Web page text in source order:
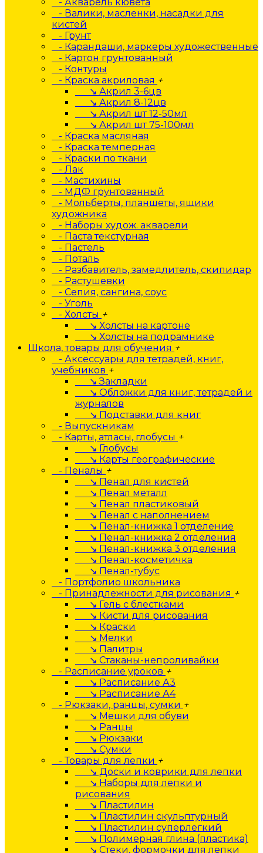
- Валики, масленки, насадки для
кистей
- Грунт
- Карандаши, маркеры художественные
- Картон грунтованный
- Контуры
- Краска акриловая +
↘ Акрил 3-6цв
↘ Акрил 8-12цв
↘ Акрил шт 12-50мл
↘ Акрил шт 75-100мл
- Краска масляная
- Краска темперная
- Краски по ткани
- Лак
- Мастихины
- МДФ грунтованный
- Мольберты, планшеты, ящики
художника
- Наборы худож. акварели
- Паста текстурная
- Пастель
- Поталь
- Разбавитель, замедлитель, скипидар
- Растушевки
- Сепия, сангина, соус
- Уголь
- Холсты +
↘ Холсты на картоне
↘ Холсты на подрамнике
Школа, товары для обучения +
- Аксессуары для тетрадей, книг,
учебников +
↘ Закладки
↘ Обложки для книг, тетрадей и
журналов
↘ Подставки для книг
- Выпускникам
- Карты, атласы, глобусы +
↘ Глобусы
↘ Карты географические
- Пеналы +
↘ Пенал для кистей
↘ Пенал металл
↘ Пенал пластиковый
↘ Пенал с наполнением
↘ Пенал-книжка 1 отделение
↘ Пенал-книжка 2 отделения
↘ Пенал-книжка 3 отделения
↘ Пенал-косметичка
↘ Пенал-тубус
- Портфолио школьника
- Принадлежности для рисования +
↘ Гель с блестками
↘ Кисти для рисования
↘ Краски
↘ Мелки
↘ Палитры
↘ Стаканы-непроливайки
- Расписание уроков +
↘ Расписание А3
↘ Расписание А4
- Рюкзаки, ранцы, сумки +
↘ Мешки для обуви
↘ Ранцы
↘ Рюкзаки
↘ Сумки
- Товары для лепки +
↘ Доски и коврики для лепки
↘ Наборы для лепки и
рисования
↘ Пластилин
↘ Пластилин скульптурный
↘ Пластилин суперлегкий
↘ Полимерная глина (пластика)
↘ Стеки, формочки для лепки